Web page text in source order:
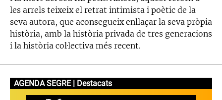
les arrels teixeix el retrat intimista i poètic de la
seva autora, que aconsegueix enllaçar la seva pròpia
història, amb la història privada de tres generacions
i la història col·lectiva més recent.
AGENDA SEGRE | Destacats